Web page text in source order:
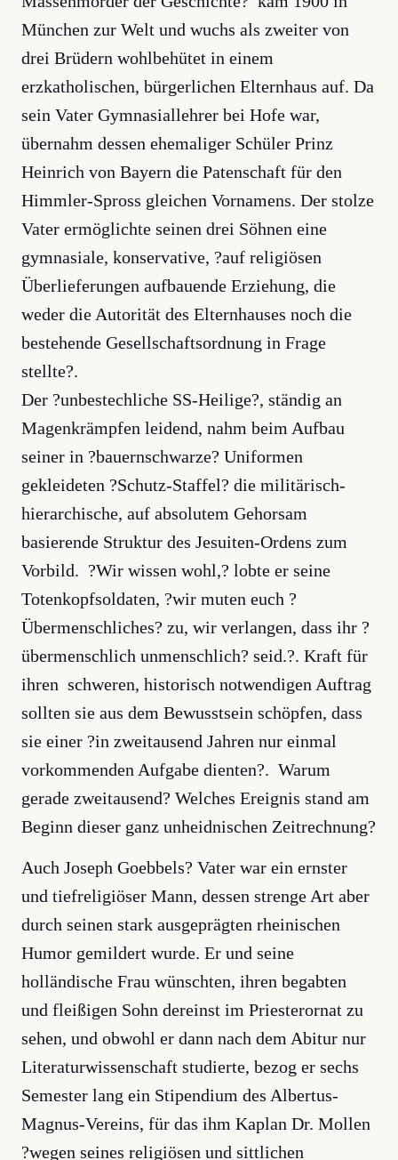
München zur Welt und wuchs als zweiter von
drei Brüdern wohlbehütet in einem
erzkatholischen, bürgerlichen Elternhaus auf. Da
sein Vater Gymnasiallehrer bei Hofe war,
übernahm dessen ehemaliger Schüler Prinz
Heinrich von Bayern die Patenschaft für den
Himmler-Spross gleichen Vornamens. Der stolze
Vater ermöglichte seinen drei Söhnen eine
gymnasiale, konservative, ?auf religiösen
Überlieferungen aufbauende Erziehung, die
weder die Autorität des Elternhauses noch die
bestehende Gesellschaftsordnung in Frage
stellte?.
Der ?unbestechliche SS-Heilige?, ständig an
Magenkrämpfen leidend, nahm beim Aufbau
seiner in ?bauernschwarze? Uniformen
gekleideten ?Schutz-Staffel? die militärisch-
hierarchische, auf absolutem Gehorsam
basierende Struktur des Jesuiten-Ordens zum
Vorbild. ?Wir wissen wohl,? lobte er seine
Totenkopfsoldaten, ?wir muten euch ?
Übermenschliches? zu, wir verlangen, dass ihr ?
übermenschlich unmenschlich? seid.?. Kraft für
ihren schweren, historisch notwendigen Auftrag
sollten sie aus dem Bewusstsein schöpfen, dass
sie einer ?in zweitausend Jahren nur einmal
vorkommenden Aufgabe dienten?. Warum
gerade zweitausend? Welches Ereignis stand am
Beginn dieser ganz unheidnischen Zeitrechnung?
Auch Joseph Goebbels? Vater war ein ernster
und tiefreligiöser Mann, dessen strenge Art aber
durch seinen stark ausgeprägten rheinischen
Humor gemildert wurde. Er und seine
holländische Frau wünschten, ihren begabten
und fleißigen Sohn dereinst im Priesterornat zu
sehen, und obwohl er dann nach dem Abitur nur
Literaturwissenschaft studierte, bezog er sechs
Semester lang ein Stipendium des Albertus-
Magnus-Vereins, für das ihm Kaplan Dr. Mollen
?wegen seines religiösen und sittlichen